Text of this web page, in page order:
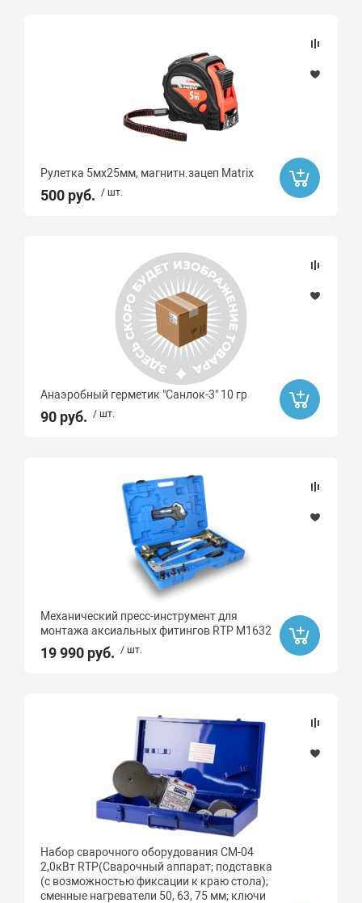
Рулетка 5мх25мм, магнитн.зацеп Matrix
500 руб. / шт.
Анаэробный герметик "Санлок-3" 10 гр
90 руб. / шт.
Механический пресс-инструмент для
монтажа аксиальных фитингов RTP M1632
19 990 руб. / шт.
Набор сварочного оборудования CM-04
2,0кВт RTP(Сварочный аппарат; подставка
(с возможностью фиксации к краю стола);
сменные нагреватели 50, 63, 75 мм; ключи